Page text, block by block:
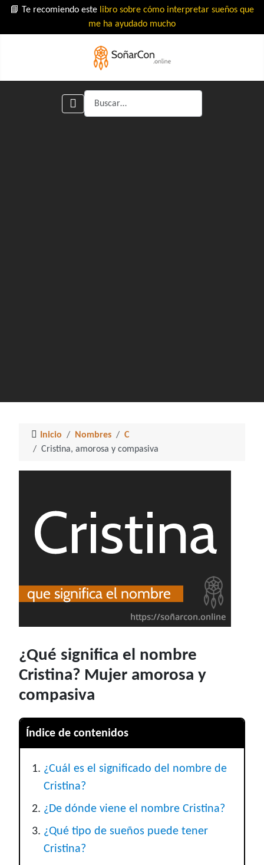
📘 Te recomiendo este libro sobre cómo interpretar sueños que
me ha ayudado mucho
Buscar
Inicio Nombres
C
Cristina, amorosa y compasiva
¿Qué significa el nombre
Cristina? Mujer amorosa y
compasiva
Índice de contenidos
¿Cuál es el significado del nombre de
Cristina?
¿De dónde viene el nombre Cristina?
¿Qué tipo de sueños puede tener
Cristina?